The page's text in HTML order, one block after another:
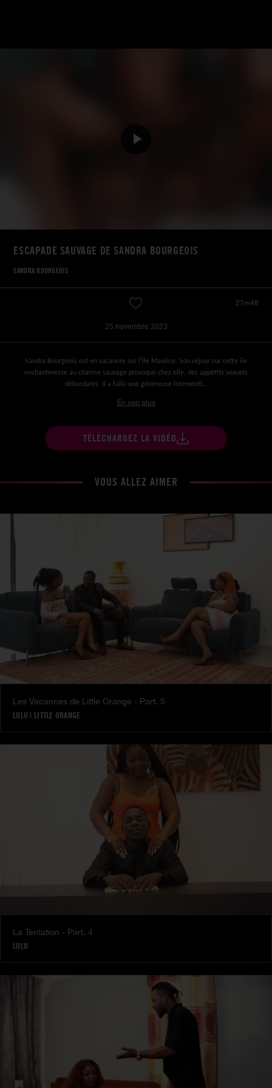
ESCAPADE SAUVAGE DE SANDRA BOURGEOIS
SANDRA BOURGEOIS
27m48
25 novembre 2023
Sandra Bourgeois est en vacances sur l’île Maurice. Son séjour sur cette île
enchanteresse au charme sauvage provoque chez elle, des appétits sexuels
débordants. Il a fallu une généreuse interventi...
En voir plus
TÉLÉCHARGEZ LA VIDÉO
VOUS ALLEZ AIMER
Les Vacances de Little Orange - Part. 5
LULU | LITTLE ORANGE
La Tentation - Part. 4
LULU